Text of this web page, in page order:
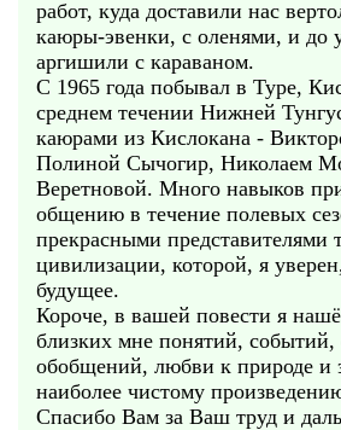
работ, куда доставили нас
каюры-эвенки, с оленями, и до
аргишили с караваном.
С 1965 года побывал в Туре,
среднем течении Нижней
каюрами из Кислокана -
Полиной Сычогир, Николаем
Веретновой. Много навыков
общению в течение полевых
прекрасными представителями
цивилизации, которой, я
будущее.
Короче, в вашей повести я
близких мне понятий,
обобщений, любви к природе и
наиболее чистому
Спасибо Вам за Ваш труд и